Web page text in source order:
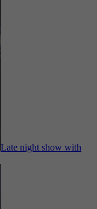
Late night show with